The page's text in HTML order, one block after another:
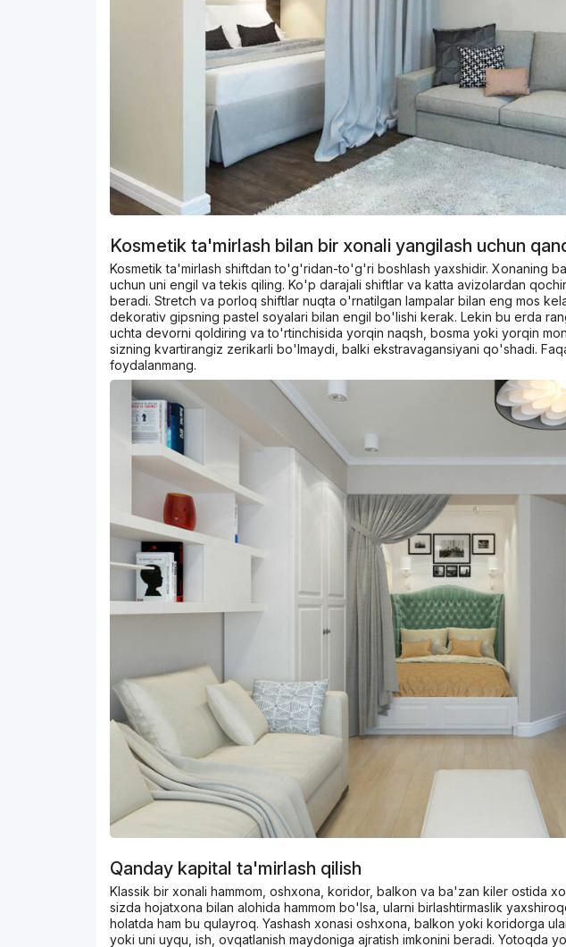
Kosmetik ta'mirlash bilan bir xonali yangilash uchun
Kosmetik ta'mirlash shiftdan to'g'ridan-to'g'ri boshlash yaxshidir. Xonaning
uchun uni engil va tekis qiling. Ko'p darajali shiftlar va katta avizolardan
beradi. Stretch va porloq shiftlar nuqta o'rnatilgan lampalar bilan eng mos
dekorativ gipsning pastel soyalari bilan engil bo'lishi kerak. Lekin bu erda
uchta devorni qoldiring va to'rtinchisida yorqin naqsh, bosma yoki yorqin
sizning kvartirangiz zerikarli bo'lmaydi, balki ekstravagansiyani qo'shadi.
foydalanmang.
Qanday kapital ta'mirlash qilish
Klassik bir xonali hammom, oshxona, koridor, balkon va ba'zan kiler ostida
sizda hojatxona bilan alohida hammom bo'lsa, ularni birlashtirmaslik
holatda ham bu qulayroq. Yashash xonasi oshxona, balkon yoki koridorga
yoki uni uyqu, ish, ovqatlanish maydoniga ajratish imkonini beradi. Yotoqda